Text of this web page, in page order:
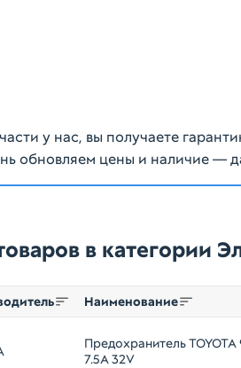
у нас, вы получаете
обновляем цены и наличие —
в категории
Наименование
Предохранитель
7.5A 32V